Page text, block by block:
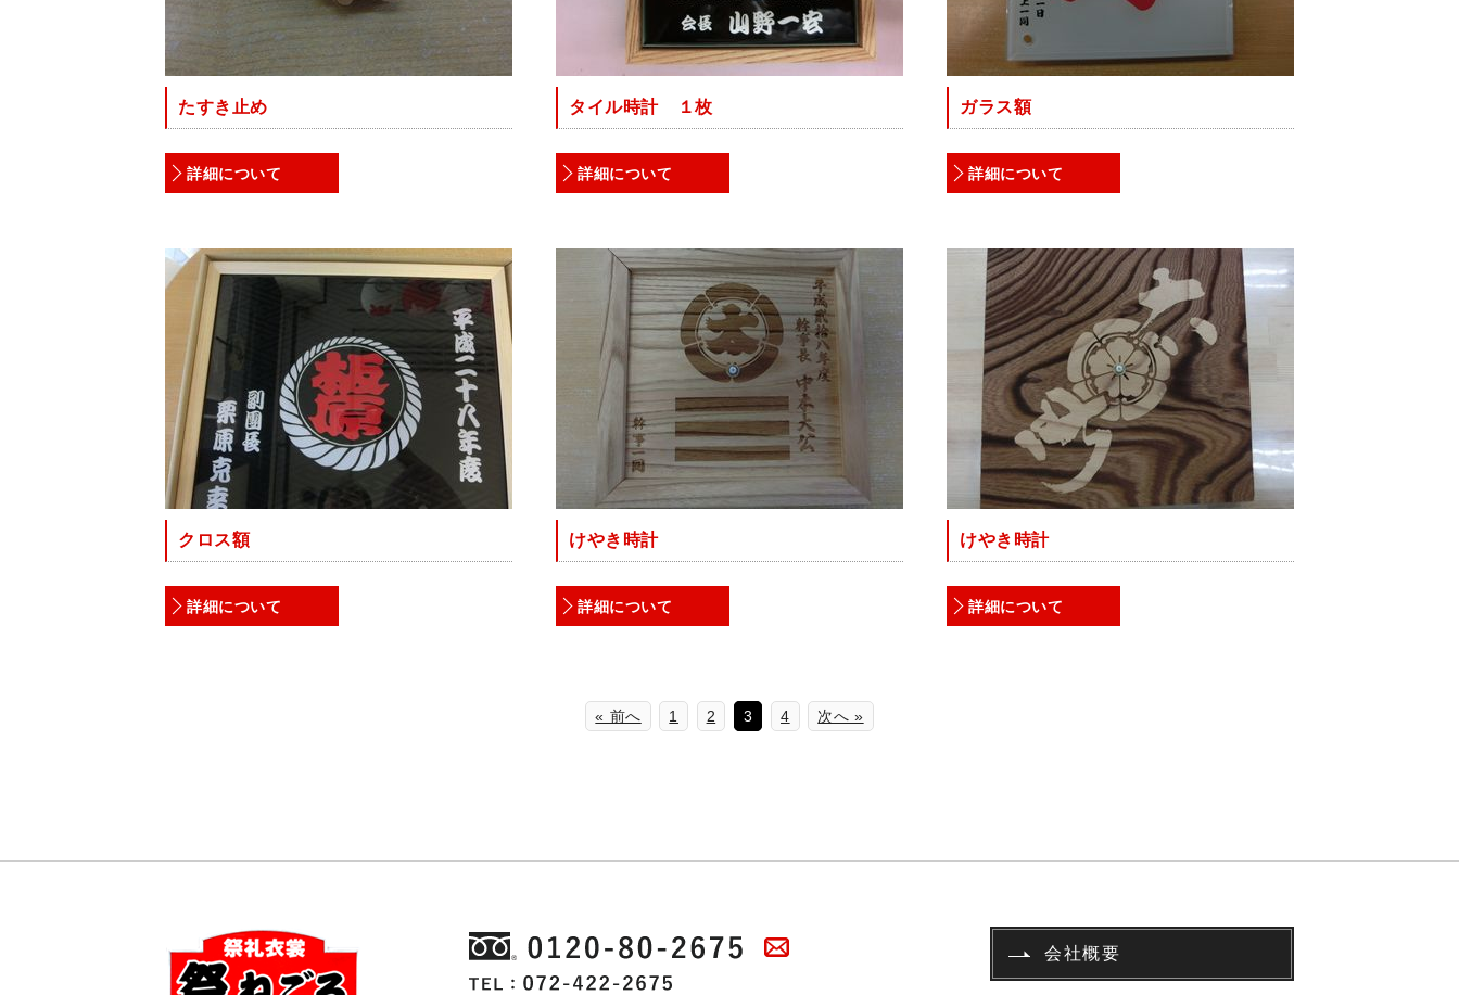
たすき止め
詳細について
タイル時計 １枚
詳細について
ガラス額
詳細について
クロス額
詳細について
けやき時計
詳細について
けやき時計
詳細について
« 前へ 1 2 3 4 次へ »
会社概要